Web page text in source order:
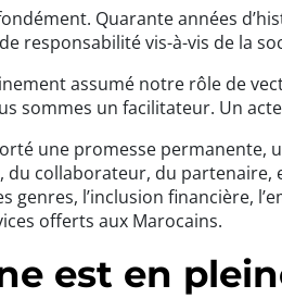
Quarante années
responsabilité vis-à-vis de la
assumé notre rôle de
sommes un facilitateur. Un
une promesse
du collaborateur, du
genres, l’inclusion financière,
offerts aux Marocains.
est en